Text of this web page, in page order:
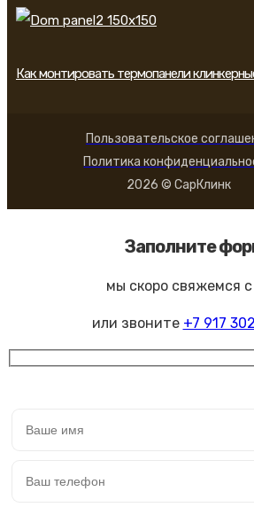
Как монтировать термопанели
Пользовательское
Политика
2026 © СарКлинк
Заполните
мы скоро свяжемся
или звоните +7 917